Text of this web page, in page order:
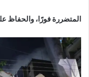
المتضررة فورًا، والحفاظ